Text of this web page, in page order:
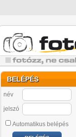
BELÉPÉS
név
jelszó
Automatikus belépés